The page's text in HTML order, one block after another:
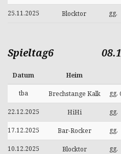
25.11.2025 Blocktor gg.
Spieltag6
Datum Heim
tba Brechstange Kalk gg.
22.12.2025 HiHi gg.
17.12.2025 Bar-Rocker gg.
10.12.2025 Blocktor gg.